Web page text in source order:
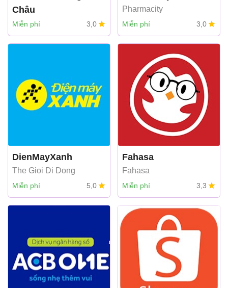
Châu
FPT LONG CHAU
Miễn phí 3,0
Pharmacity
Miễn phí 3,0
DienMayXanh
The Gioi Di Dong
Miễn phí 5,0
Fahasa
Fahasa
Miễn phí 3,3